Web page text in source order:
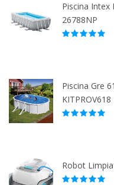
Piscina Intex
26788NP
Piscina Gre
KITPROV618
Robot